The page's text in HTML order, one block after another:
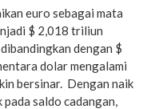
euro sebagai mata
$ 2,018 triliun
dengan $
dolar mengalami
bersinar. Dengan naik
saldo cadangan,